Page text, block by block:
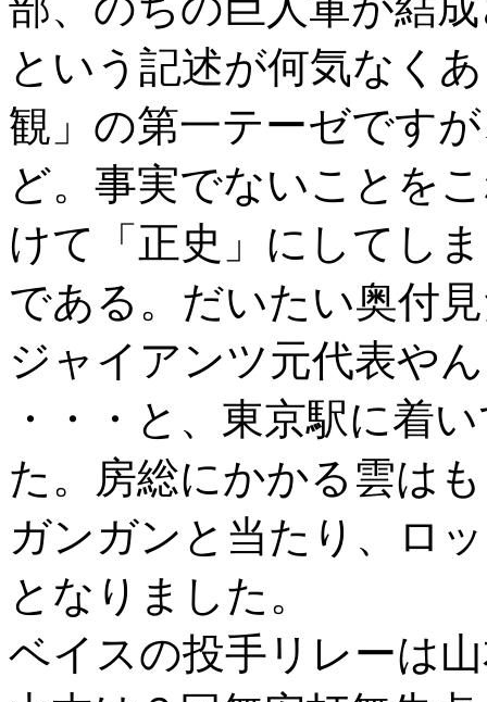
という記述が何気なく
観」の第一テーゼです
ど。事実でないことを
けて「正史」にしてし
である。だいたい奥付
ジャイアンツ元代表や
・・・と、東京駅に着
た。房総にかかる雲は
ガンガンと当たり、ロ
となりました。
ベイスの投手リレーは